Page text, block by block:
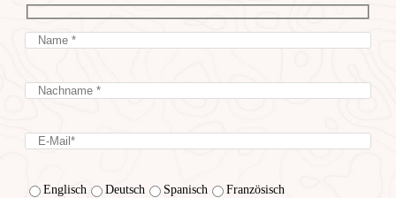
Englisch Deutsch Spanisch Französisch